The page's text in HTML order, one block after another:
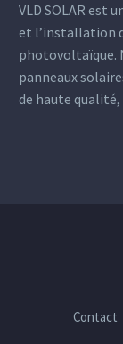
VLD SOLAR est
et l’installation
photovoltaïque.
panneaux
de haute qualité,
Contact